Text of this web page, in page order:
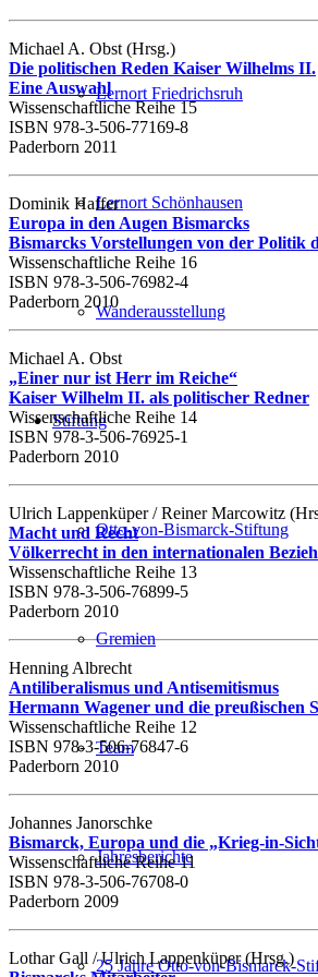
Lernort Friedrichsruh
Lernort Schönhausen
Wanderausstellung
Stiftung
Otto-von-Bismarck-Stiftung
Gremien
Team
Jahresberichte
25 Jahre Otto-von-Bismarck-
Michael A. Obst (Hrsg.)
Die politischen Reden Kaiser Wilhelms II.
Eine Auswahl
Wissenschaftliche Reihe 15
ISBN 978-3-506-77169-8
Paderborn 2011
Dominik Haffer
Europa in den Augen Bismarcks
Bismarcks Vorstellungen von der Politik
Wissenschaftliche Reihe 16
ISBN 978-3-506-76982-4
Paderborn 2010
Michael A. Obst
„Einer nur ist Herr im Reiche“
Kaiser Wilhelm II. als politischer Redner
Wissenschaftliche Reihe 14
ISBN 978-3-506-76925-1
Paderborn 2010
Ulrich Lappenküper / Reiner Marcowitz
Macht und Recht
Völkerrecht in den internationalen
Wissenschaftliche Reihe 13
ISBN 978-3-506-76899-5
Paderborn 2010
Henning Albrecht
Antiliberalismus und Antisemitismus
Hermann Wagener und die preußischen
Wissenschaftliche Reihe 12
ISBN 978-3-506-76847-6
Paderborn 2010
Johannes Janorschke
Bismarck, Europa und die „Krieg-in-
Wissenschaftliche Reihe 11
ISBN 978-3-506-76708-0
Paderborn 2009
Lothar Gall / Ulrich Lappenküper (Hrsg.)